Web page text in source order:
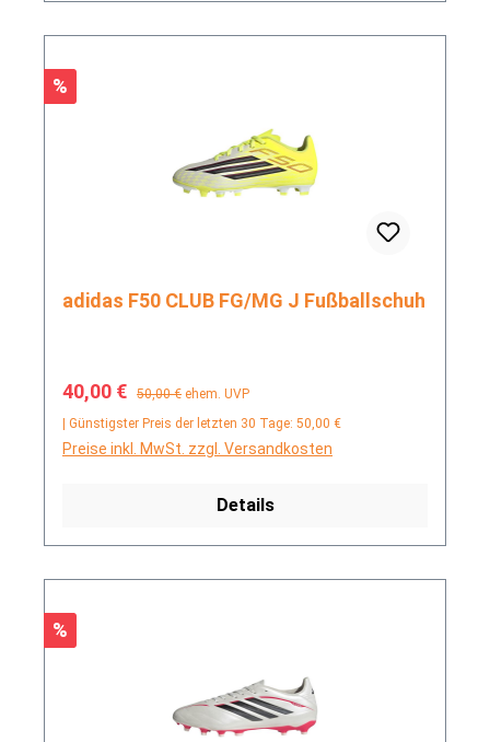
Rabatt
%
adidas F50 CLUB FG/MG J Fußballschuh
Verkaufspreis:
40,00 € Regulärer Preis:
50,00 € ehem. UVP
| Günstigster Preis der letzten 30 Tage: 50,00 €
Preise inkl. MwSt. zzgl. Versandkosten
Details
Rabatt
%